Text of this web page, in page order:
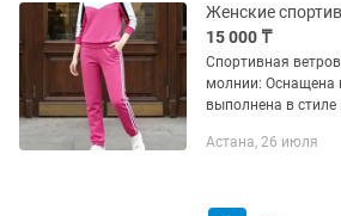
Женские
15 000 ₸
Спортивная
молнии:
выполнена в стиле
сегментов).
Астана, 26 июля